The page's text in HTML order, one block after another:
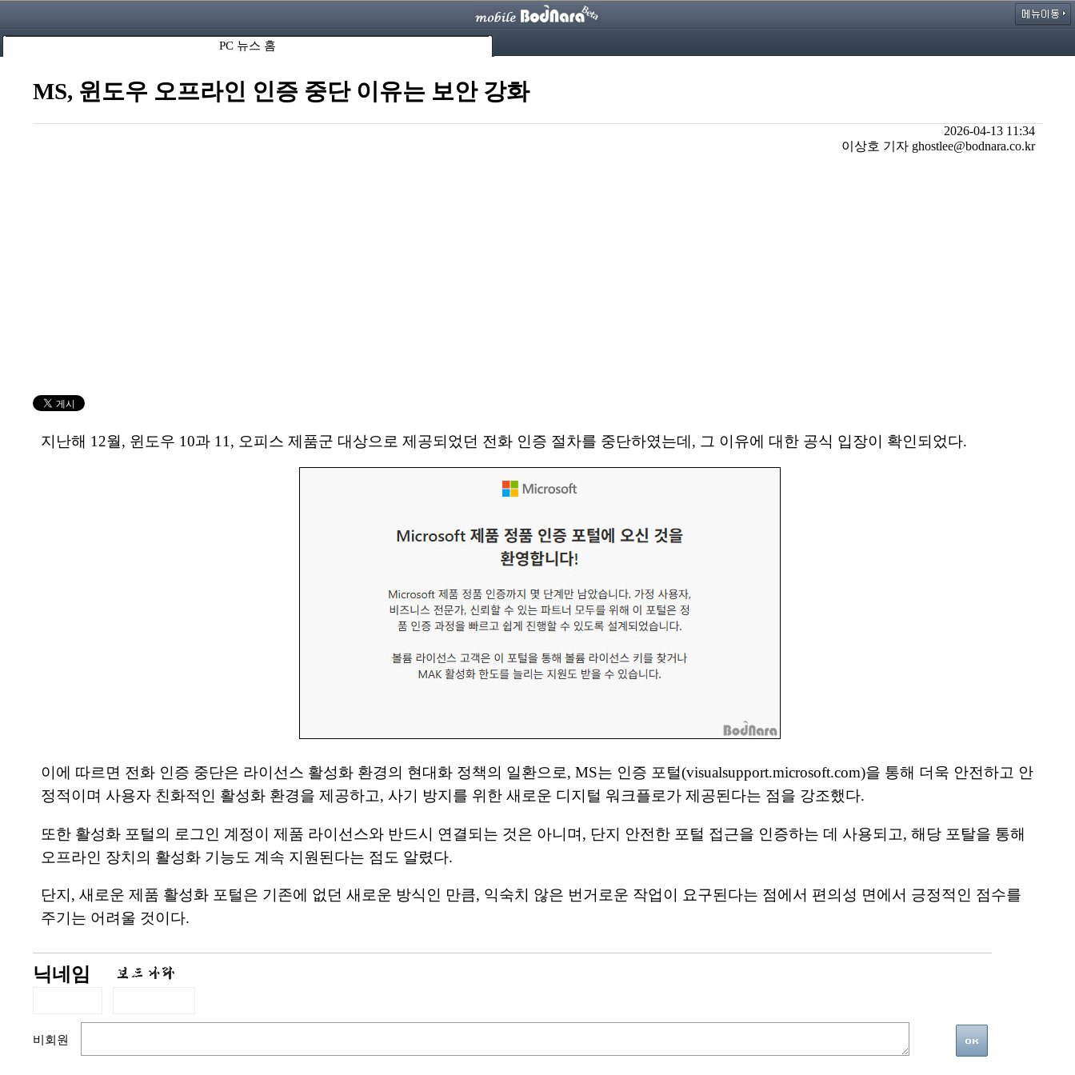
PC 뉴스 홈
MS, 윈도우 오프라인 인증 중단 이유는 보안 강화
2026-04-13 11:34
이상호 기자 ghostlee@bodnara.co.kr
지난해 12월, 윈도우 10과 11, 오피스 제품군 대상으로 제공되었던 전화 인증 절차를 중단하였는데, 그 이유에 대한 공식 입장이 확인되었다.
이에 따르면 전화 인증 중단은 라이선스 활성화 환경의 현대화 정책의 일환으로, MS는 인증 포털(visualsupport.microsoft.com)을 통해 더욱 안전하고 안
정적이며 사용자 친화적인 활성화 환경을 제공하고, 사기 방지를 위한 새로운 디지털 워크플로가 제공된다는 점을 강조했다.
또한 활성화 포털의 로그인 계정이 제품 라이선스와 반드시 연결되는 것은 아니며, 단지 안전한 포털 접근을 인증하는 데 사용되고, 해당 포탈을 통해
오프라인 장치의 활성화 기능도 계속 지원된다는 점도 알렸다.
단지, 새로운 제품 활성화 포털은 기존에 없던 새로운 방식인 만큼, 익숙치 않은 번거로운 작업이 요구된다는 점에서 편의성 면에서 긍정적인 점수를
주기는 어려울 것이다.
닉네임
비회원